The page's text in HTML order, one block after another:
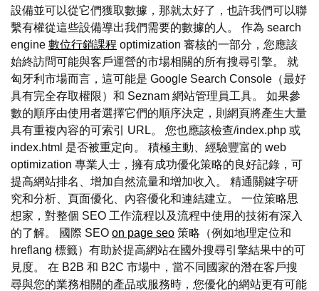
設備並可以從它們獲取數據，那就太好了，也許我們可以聯
繫有權從這些設備導出我們需要的數據的人。 作為 search
engine 數位行銷課程 optimization 審核的一部分，您應該
始終訪問可能與客戶運營的市場相關的所有搜尋引擎。 就
匈牙利市場而言，這可能是 Google Search Console（最好
具有完全存取權限）和 Seznam 網站管理員工具。 如果參
數的順序由使用者選擇它們的順序決定，則網頁將產生大量
具有重複內容的可索引 URL。 您也應該檢查/index.php 或
index.html 是否被重定向。 積極主動、經驗豐富的 web
optimization 專業人士，擁有成功優化策略的良好記錄，可
提高網站排名、增加自然流量和增加收入。 精通關鍵字研
究和分析、頁面優化、內容優化和連結建立。 一位策略思
想家，對整個 SEO 工作流程以及流程中使用的技術有深入
的了解。 國際 SEO on page seo 策略（例如地理定位和
hreflang 標籤）有助於提高網站在國外搜尋引擎結果中的可
見度。 在 B2B 和 B2C 市場中，當不同國家的潛在客戶搜
尋與您的業務相關的產品或服務時，您優化的網站更有可能